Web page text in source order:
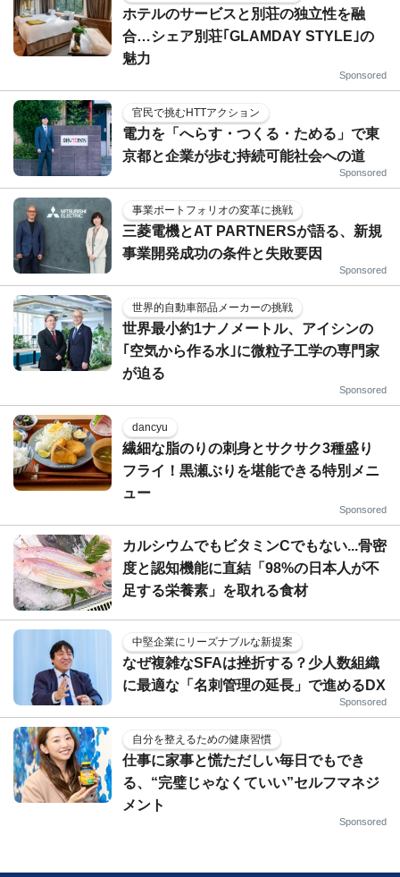
ホテルのサービスと別荘の独立性を融
合…シェア別荘｢GLAMDAY STYLE｣の
魅力
Sponsored
官民で挑むHTTアクション
電力を「へらす・つくる・ためる」で東
京都と企業が歩む持続可能社会への道
Sponsored
事業ポートフォリオの変革に挑戦
三菱電機とAT PARTNERSが語る、新規
事業開発成功の条件と失敗要因
Sponsored
世界的自動車部品メーカーの挑戦
世界最小約1ナノメートル、アイシンの
｢空気から作る水｣に微粒子工学の専門家
が迫る
Sponsored
dancyu
繊細な脂のりの刺身とサクサク3種盛り
フライ！黒瀬ぶりを堪能できる特別メニ
ュー
Sponsored
カルシウムでもビタミンCでもない...骨密
度と認知機能に直結「98%の日本人が不
足する栄養素」を取れる食材
中堅企業にリーズナブルな新提案
なぜ複雑なSFAは挫折する？少人数組織
に最適な「名刺管理の延長」で進めるDX
Sponsored
自分を整えるための健康習慣
仕事に家事と慌ただしい毎日でもでき
る、“完璧じゃなくていい”セルフマネジ
メント
Sponsored